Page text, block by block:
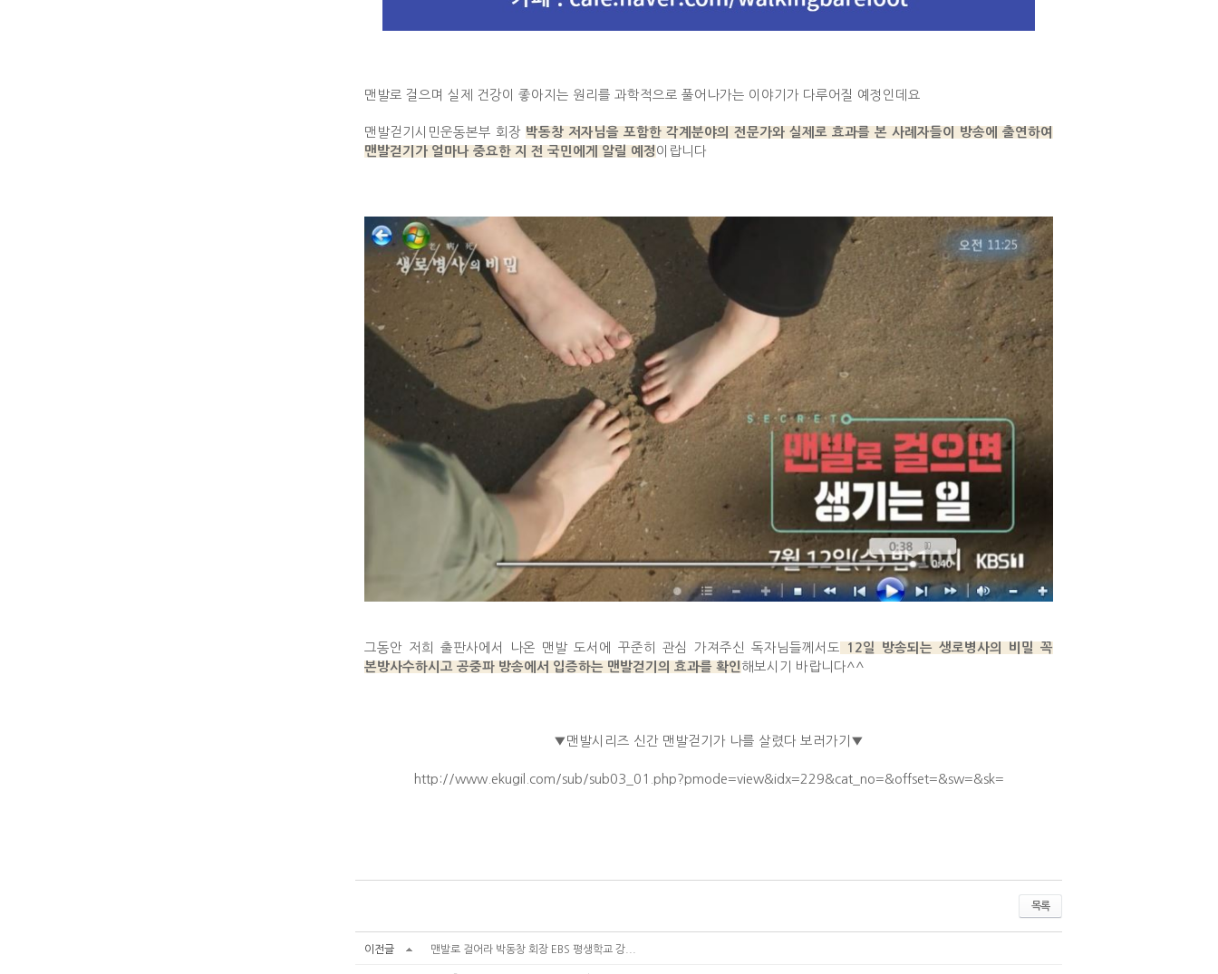
맨발로 걸으며 실제 건강이 좋아지는 원리를 과학적으로 풀어나가는 이야기가 다루어질 예정인데요
맨발걷기시민운동본부 회장 박동창 저자님을 포함한 각계분야의 전문가와 실제로 효과를 본 사례자들이 방송에 출연하여
맨발걷기가 얼마나 중요한 지 전 국민에게 알릴 예정 이랍니다
그동안 저희 출판사에서 나온 맨발 도서에 꾸준히 관심 가져주신 독자님들께서도
12일 방송되는 생로병사의 비밀 꼭
본방사수하시고 공중파 방송에서 입증하는 맨발걷기의 효과를 확인 해보시기 바랍니다^^
▼맨발시리즈 신간 맨발걷기가 나를 살렸다 보러가기▼
http://www.ekugil.com/sub/sub03_01.php?pmode=view&idx=229&cat_no=&offset=&sw=&sk=
목록
이전글 맨발로 걸어라 박동창 회장 EBS 평생학교 강...